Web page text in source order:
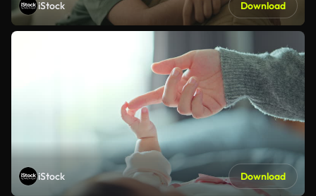
iStock Download
iStock Download